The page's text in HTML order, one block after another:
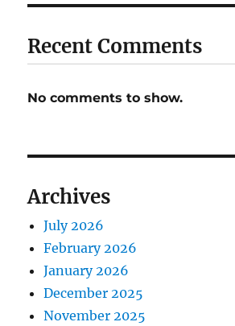
Recent Comments
No comments to show.
Archives
July 2026
February 2026
January 2026
December 2025
November 2025